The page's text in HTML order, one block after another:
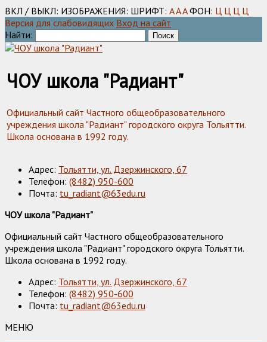
ВКЛ / ВЫКЛ: ИЗОБРАЖЕНИЯ: ШРИФТ: AAA ФОН: Ц Ц Ц Ц
Версия для слабовидящих Вход на сайт
Найти:
ЧОУ школа "Радиант"
Официальный сайт Частного общеобразовательного
учреждения школа "Радиант" городского округа Тольятти.
Школа основана в 1992 году.
Адрес: Тольятти, ул. Дзержинского, 67
Телефон: (8482) 950-600
Почта: tu_radiant@63edu.ru
ЧОУ школа "Радиант"
Официальный сайт Частного общеобразовательного
учреждения школа "Радиант" городского округа Тольятти.
Школа основана в 1992 году.
Адрес: Тольятти, ул. Дзержинского, 67
Телефон: (8482) 950-600
Почта: tu_radiant@63edu.ru
МЕНЮ